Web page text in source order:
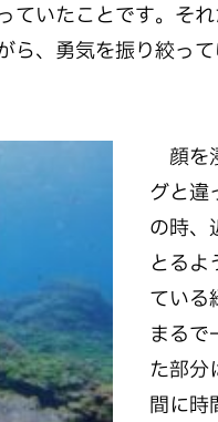
ていたことです。そ
ら、勇気を振り絞っ
顔を
グと違
の時、
とる
ている
まるで
た部分
間に時